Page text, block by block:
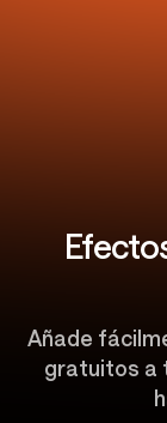
Añade
gratuitos a